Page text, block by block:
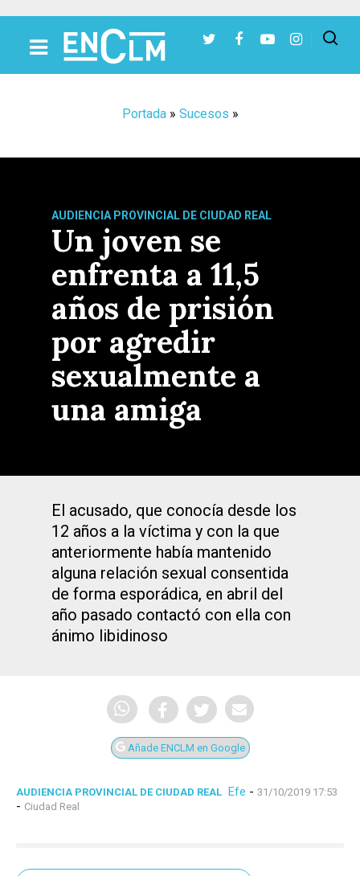
Portada» Sucesos »
AUDIENCIA PROVINCIAL DE CIUDAD REAL
Un joven se
enfrenta a 11,5
años de prisión
por agredir
sexualmente a
una amiga
El acusado, que conocía desde los
12 años a la víctima y con la que
anteriormente había mantenido
alguna relación sexual consentida
de forma esporádica, en abril del
año pasado contactó con ella con
ánimo libidinoso
Añade ENCLM en Google
AUDIENCIA PROVINCIAL DE CIUDAD REAL Efe - 31/10/2019 17:53
- Ciudad Real